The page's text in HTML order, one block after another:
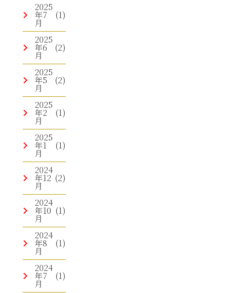
2025
年7
月
(1)
2025
年6
月
(2)
2025
年5
月
(2)
2025
年2
月
(1)
2025
年1
月
(1)
2024
年12
月
(2)
2024
年10
月
(1)
2024
年8
月
(1)
2024
年7
月
(1)